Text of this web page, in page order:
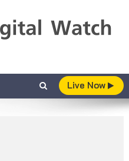
Live Now